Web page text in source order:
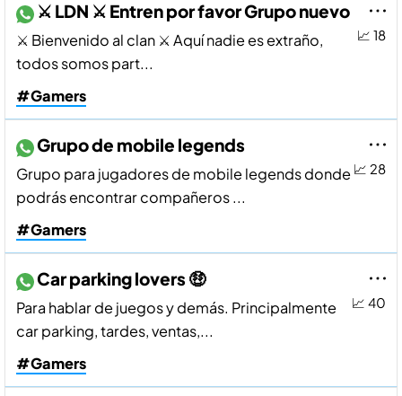
📈 18
⚔️ LDN ⚔️ Entren por favor Grupo nuevo
⚔️ Bienvenido al clan ⚔️ Aquí nadie es extraño,
todos somos part...
#Gamers
📈 28
Grupo de mobile legends
Grupo para jugadores de mobile legends donde
podrás encontrar compañeros ...
#Gamers
📈 40
Car parking lovers 🤑
Para hablar de juegos y demás. Principalmente
car parking, tardes, ventas,...
#Gamers